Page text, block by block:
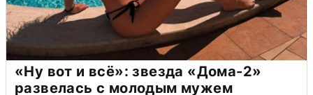
«Ну вот и всё»: звезда «Дома-2»
развелась с молодым мужем